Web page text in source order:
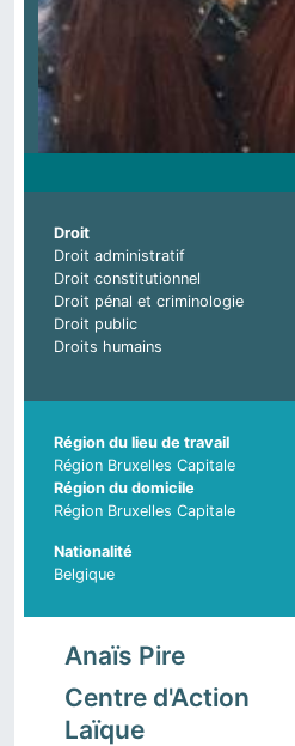
Droit
Droit administratif
Droit constitutionnel
Droit pénal et criminologie
Droit public
Droits humains
Région du lieu de travail
Région Bruxelles Capitale
Région du domicile
Région Bruxelles Capitale
Nationalité
Belgique
Anaïs Pire
Centre d'Action
Laïque